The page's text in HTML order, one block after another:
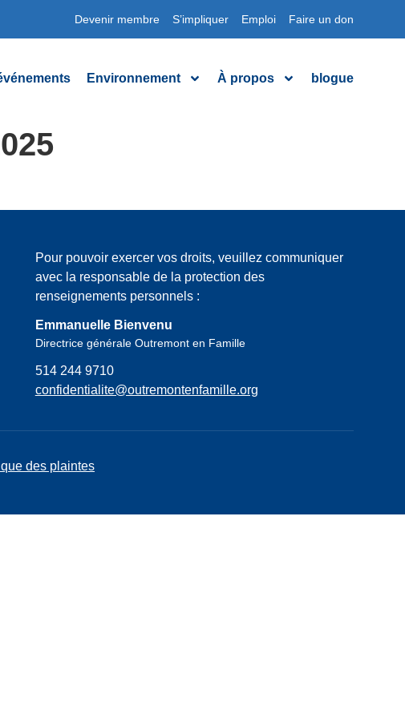
Devenir membre S’impliquer Emploi Faire un don
Environnement À propos blogue
Pour pouvoir exercer vos droits, veuillez communiquer
avec la responsable de la protection des
renseignements personnels :
Emmanuelle Bienvenu
Directrice générale Outremont en Famille
514 244 9710
confidentialite@outremontenfamille.org
des plaintes